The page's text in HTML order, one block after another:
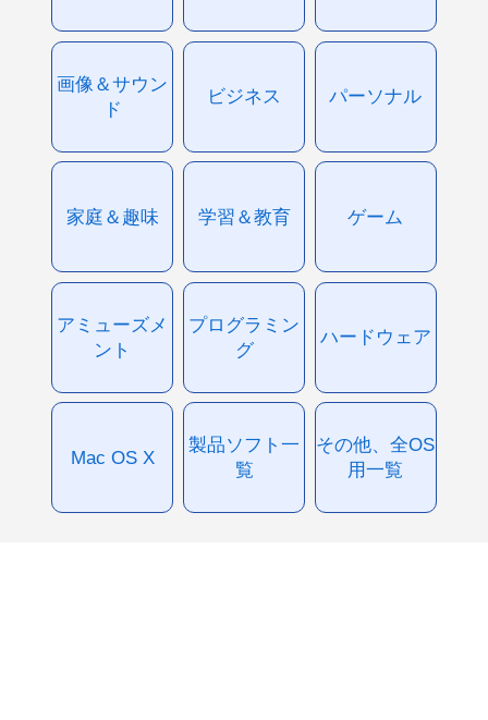
画像＆サウン
ド
ビジネス パーソナル
家庭＆趣味 学習＆教育 ゲーム
アミューズメ
ント
プログラミン
グ
ハードウェア
Mac OS X
製品ソフト一
覧
その他、全OS
用一覧